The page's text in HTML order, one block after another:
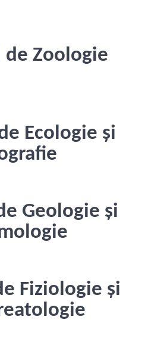
Zoologie
Ecologie și
Geologie și
Fiziologie și